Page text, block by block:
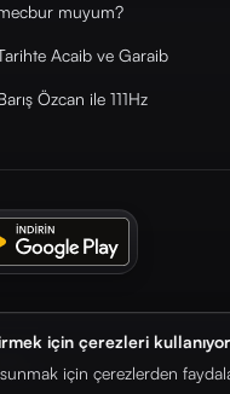
için çerezleri
için çerezlerden
muyum?
Acaib ve Garaib
Özcan ile 111Hz